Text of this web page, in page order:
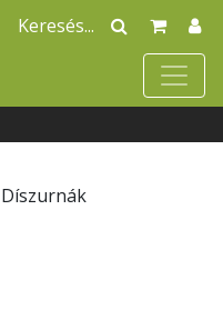
Díszurnák